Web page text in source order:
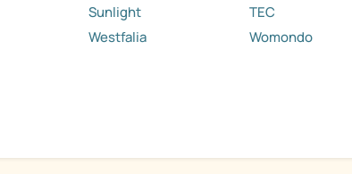
Sunlight
TEC
Westfalia Womondo